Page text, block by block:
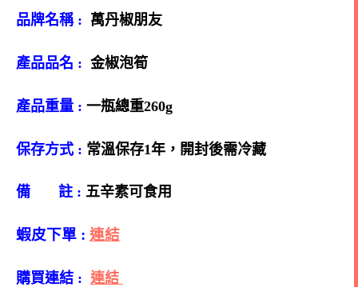
品牌名稱 : 萬丹椒朋友
產品品名 : 金椒泡筍
產品重量 : 一瓶總重260g
保存方式 : 常溫保存1年，開封後需冷藏
備 註 : 五辛素可食用
蝦皮下單 : 連結
購買連結 : 連結